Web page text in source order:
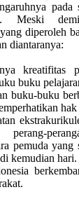
Meski
diperoleh
diantaranya:
kreatifitas
buku
buku-buku
pemuda yang
kemudian hari.